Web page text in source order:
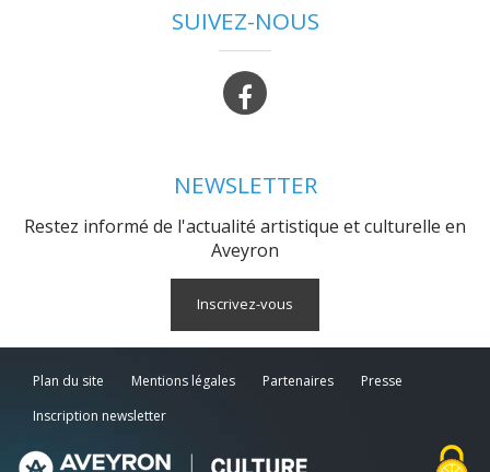
SUIVEZ-NOUS
NEWSLETTER
Restez informé de l'actualité artistique et culturelle en
Aveyron
Inscrivez-vous
Plan du site Mentions légales Partenaires
Presse
Inscription newsletter